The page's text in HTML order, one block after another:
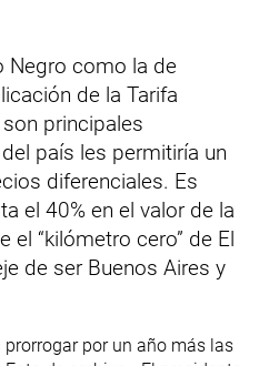
Negro como la de
de la Tarifa
principales
país les permitiría un
diferenciales. Es
el 40% en el valor de la
el “kilómetro cero” de El
de ser Buenos Aires y